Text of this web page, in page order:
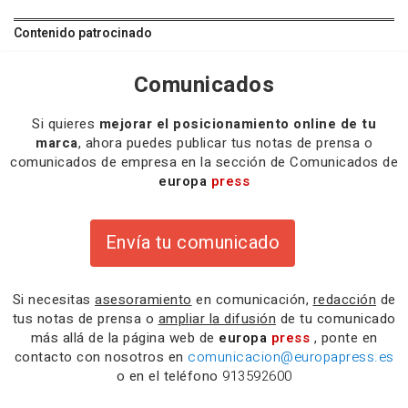
Contenido patrocinado
Comunicados
Si quieres mejorar el posicionamiento online de tu
marca, ahora puedes publicar tus notas de prensa o
comunicados de empresa en la sección de Comunicados de
europa press
Envía tu comunicado
Si necesitas asesoramiento en comunicación, redacción de
tus notas de prensa o ampliar la difusión de tu comunicado
más allá de la página web de europa press , ponte en
contacto con nosotros en comunicacion@europapress.es
o en el teléfono 913592600